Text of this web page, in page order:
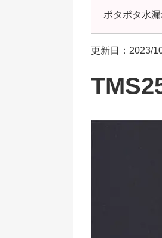
ポタポタ水
更新日：2023/